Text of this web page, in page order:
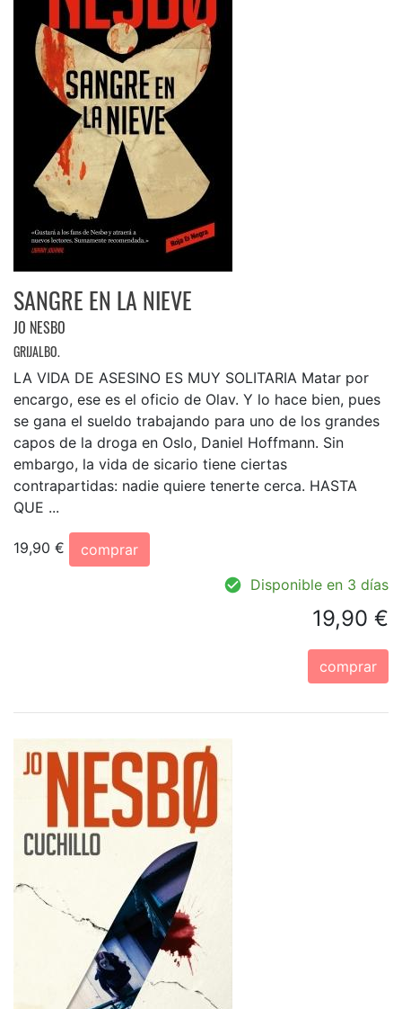
SANGRE EN LA NIEVE
JO NESBO
GRIJALBO.
LA VIDA DE ASESINO ES MUY SOLITARIA Matar por
encargo, ese es el oficio de Olav. Y lo hace bien, pues
se gana el sueldo trabajando para uno de los grandes
capos de la droga en Oslo, Daniel Hoffmann. Sin
embargo, la vida de sicario tiene ciertas
contrapartidas: nadie quiere tenerte cerca. HASTA
QUE ...
19,90 €
comprar
Disponible en 3 días
19,90 €
comprar